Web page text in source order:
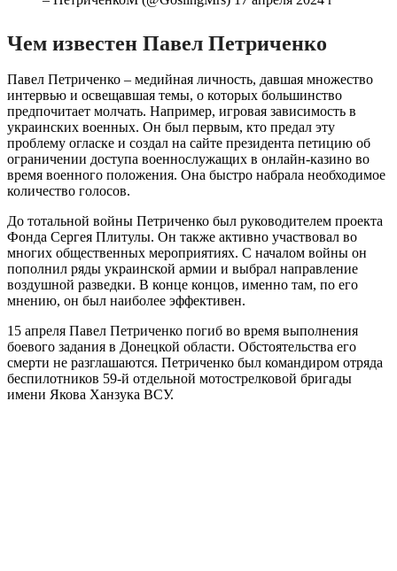
Чем известен Павел Петриченко
Павел Петриченко – медийная личность, давшая множество
интервью и освещавшая темы, о которых большинство
предпочитает молчать. Например, игровая зависимость в
украинских военных. Он был первым, кто предал эту
проблему огласке и создал на сайте президента петицию об
ограничении доступа военнослужащих в онлайн-казино во
время военного положения. Она быстро набрала необходимое
количество голосов.
До тотальной войны Петриченко был руководителем проекта
Фонда Сергея Плитулы. Он также активно участвовал во
многих общественных мероприятиях. С началом войны он
пополнил ряды украинской армии и выбрал направление
воздушной разведки. В конце концов, именно там, по его
мнению, он был наиболее эффективен.
15 апреля Павел Петриченко погиб во время выполнения
боевого задания в Донецкой области. Обстоятельства его
смерти не разглашаются. Петриченко был командиром отряда
беспилотников 59-й отдельной мотострелковой бригады
имени Якова Ханзука ВСУ.